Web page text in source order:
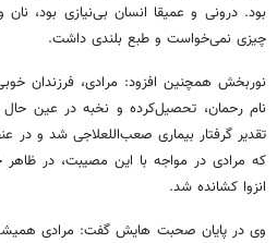
بود. درونی و عمیقا انسان بی‌نیازی بود،
چیزی نمی‌خواست و طبع بلندی داشت.
نوربخش همچنین افزود: مرادی، فرزندان
نام رحمان، تحصیل‌کرده و نخبه در عین حال
تقدیر گرفتار بیماری صعب‌اللعلاجی شد و در
که مرادی در مواجه با این مصیبت، در ظاهر
انزوا کشانده شد.
وی در پایان صحبت هایش گفت: مرادی